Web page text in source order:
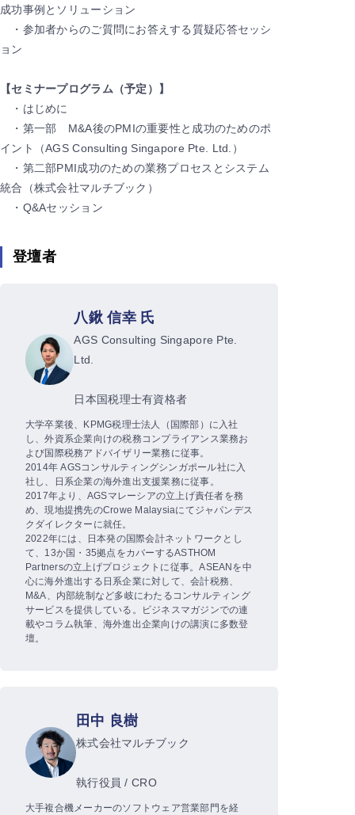
成功事例とソリューション
・参加者からのご質問にお答えする質疑応答セッシ
ョン
【セミナープログラム（予定）】
・はじめに
・第一部 M&A後のPMIの重要性と成功のためのポ
イント（AGS Consulting Singapore Pte. Ltd.）
・第二部PMI成功のための業務プロセスとシステム
統合（株式会社マルチブック）
・Q&Aセッション
登壇者
八鍬 信幸 氏
AGS Consulting Singapore Pte.
Ltd.
日本国税理士有資格者
大学卒業後、KPMG税理士法人（国際部）に入社
し、外資系企業向けの税務コンプライアンス業務お
よび国際税務アドバイザリー業務に従事。
2014年 AGSコンサルティングシンガポール社に入
社し、日系企業の海外進出支援業務に従事。
2017年より、AGSマレーシアの立上げ責任者を務
め、現地提携先のCrowe Malaysiaにてジャパンデス
クダイレクターに就任。
2022年には、日本発の国際会計ネットワークとし
て、13か国・35拠点をカバーするASTHOM
Partnersの立上げプロジェクトに従事。ASEANを中
心に海外進出する日系企業に対して、会計税務、
M&A、内部統制など多岐にわたるコンサルティング
サービスを提供している。ビジネスマガジンでの連
載やコラム執筆、海外進出企業向けの講演に多数登
壇。
田中 良樹
株式会社マルチブック
執行役員 / CRO
大手複合機メーカーのソフトウェア営業部門を経